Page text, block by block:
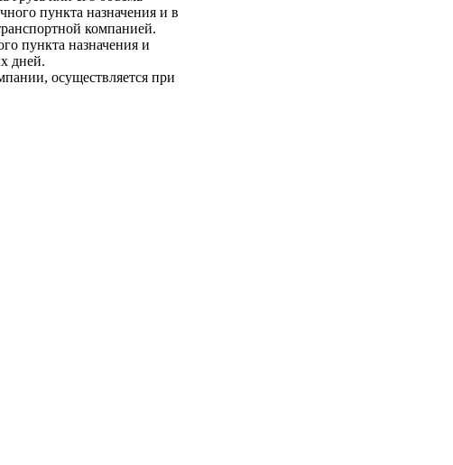
пункта назначения и в
компанией.
пункта назначения и
дней.
осуществляется при